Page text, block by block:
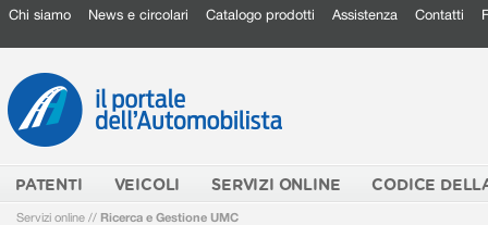
Chi siamo News e circolari Catalogo prodotti Assistenza Contatti
PATENTI VEICOLI SERVIZI ONLINE CODICE
Servizi online // Ricerca e Gestione UMC